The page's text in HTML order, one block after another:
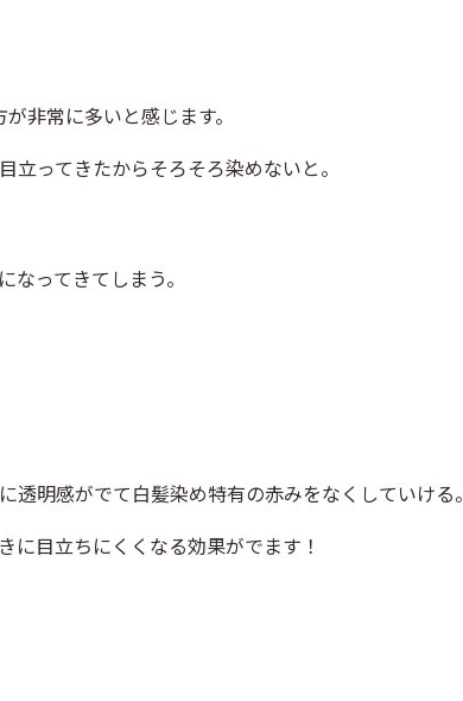
非常に多いと感じます。
ってきたからそろそろ染めないと。
ってきてしまう。
明感がでて白髪染め特有の赤みをなくしていける。
に目立ちにくくなる効果がでます！